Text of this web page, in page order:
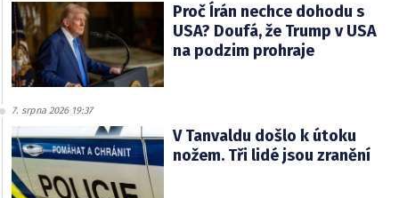
Proč Írán nechce dohodu s
USA? Doufá, že Trump v USA
na podzim prohraje
7. srpna 2026 19:37
V Tanvaldu došlo k útoku
nožem. Tři lidé jsou zranění